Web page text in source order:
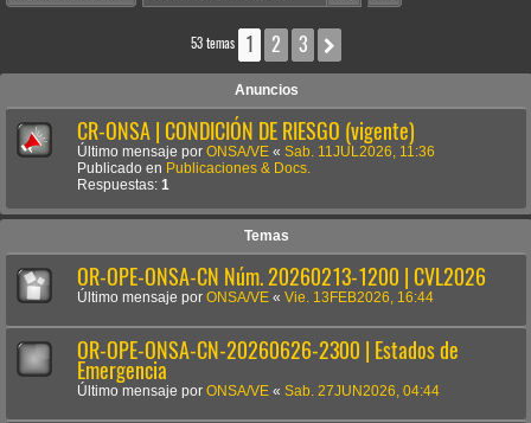
53 temas 1 2 3
Anuncios
CR-ONSA | CONDICIÓN DE RIESGO (vigente)
Último mensaje por ONSA/VE « Sab. 11JUL2026, 11:36
Publicado en Publicaciones & Docs.
Respuestas: 1
Temas
OR-OPE-ONSA-CN Núm. 20260213-1200 | CVL2026
Último mensaje por ONSA/VE « Vie. 13FEB2026, 16:44
OR-OPE-ONSA-CN-20260626-2300 | Estados de
Emergencia
Último mensaje por ONSA/VE « Sab. 27JUN2026, 04:44